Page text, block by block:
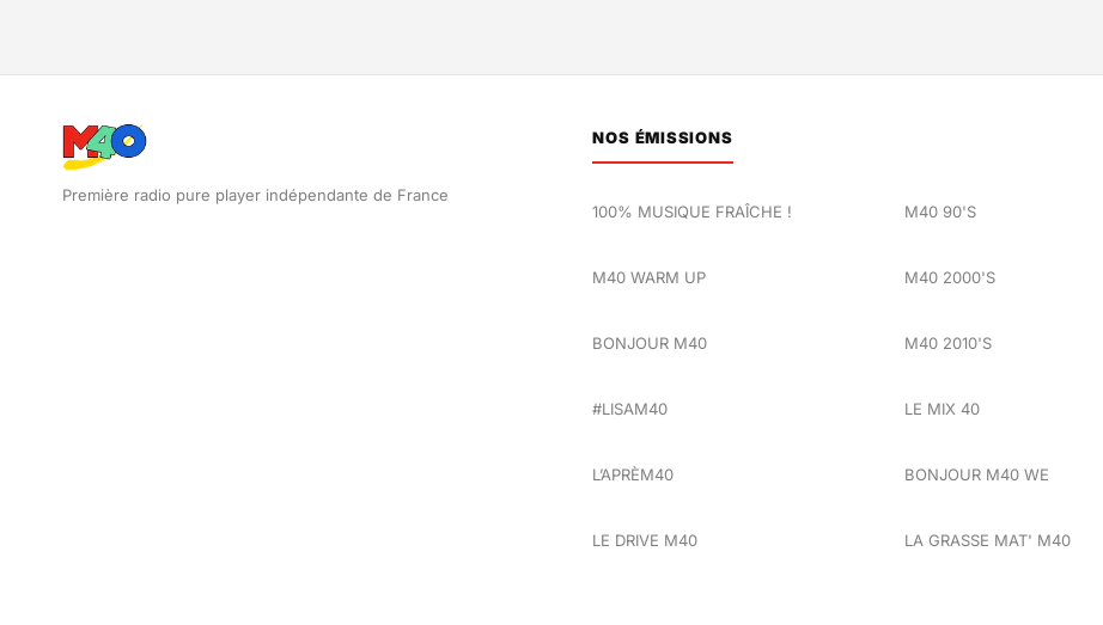
Première radio pure player indépendante de France
NOS ÉMISSIONS
100% MUSIQUE FRAÎCHE !
M40 WARM UP
BONJOUR M40
#LISAM40
L’APRÈM40
LE DRIVE M40
M40 90'S
M40 2000'S
M40 2010'S
LE MIX 40
BONJOUR M40 WE
LA GRASSE MAT' M40